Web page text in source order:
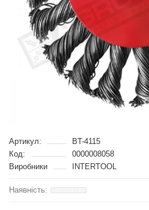
Артикул:
BT-4115
Код:
0000008058
Виробники
INTERTOOL